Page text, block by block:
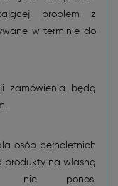
problem z
w terminie do
zamówienia będą
osób pełnoletnich
produkty na własną
nie ponosi